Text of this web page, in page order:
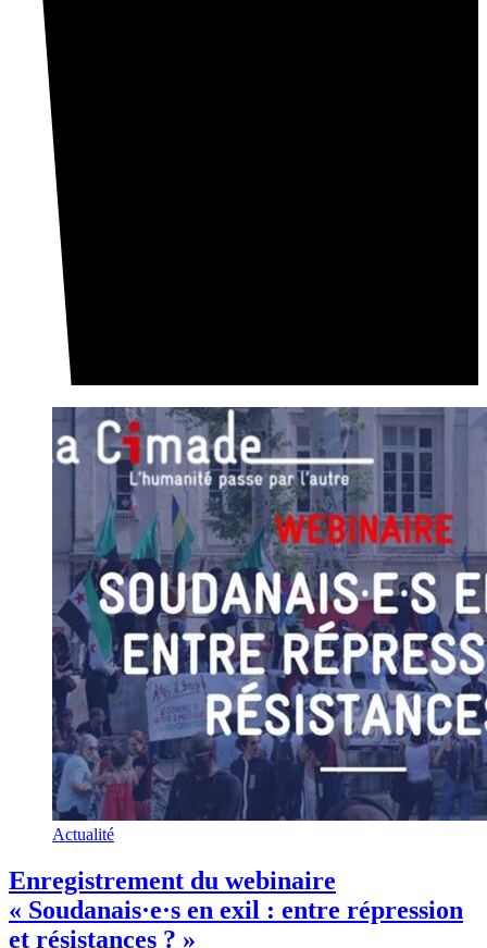
Actualité
Enregistrement du webinaire
« Soudanais·e·s en exil : entre répression
et résistances ? »